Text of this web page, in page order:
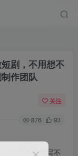
剧，不用想不
作团队
关注
876 93